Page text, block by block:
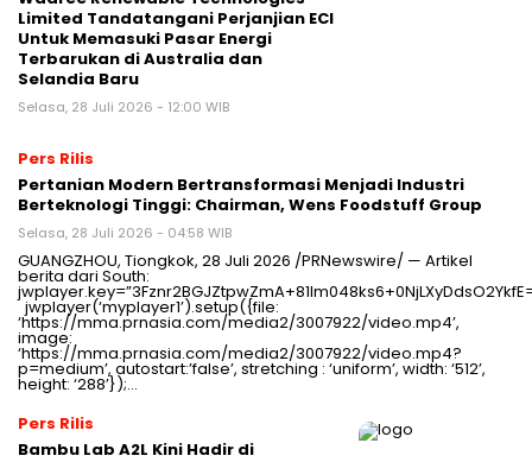
Limited Tandatangani Perjanjian ECI
Untuk Memasuki Pasar Energi
Terbarukan di Australia dan
Selandia Baru
Selasa, 28 Juli 2026 - 12:00 WIB
Pers Rilis
Pertanian Modern Bertransformasi Menjadi Industri
Berteknologi Tinggi: Chairman, Wens Foodstuff Group
Selasa, 28 Juli 2026 - 04:58 WIB
GUANGZHOU, Tiongkok, 28 Juli 2026 /PRNewswire/ — Artikel
berita dari South:
jwplayer(‘myplayer1’).setup({file:
‘https://mma.prnasia.com/media2/3007922/video.mp4’,
image:
‘https://mma.prnasia.com/media2/3007922/video.mp4?
p=medium’, autostart:’false’, stretching : ‘uniform’, width: ‘512’,
height: ‘288’});…
Pers Rilis
Bambu Lab A2L Kini Hadir di